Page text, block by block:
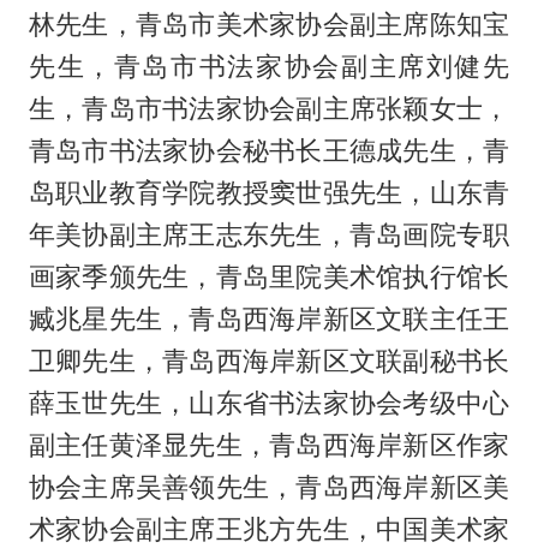
林先生，青岛市美术家协会副主席陈知宝
先生，青岛市书法家协会副主席刘健先
生，青岛市书法家协会副主席张颖女士，
青岛市书法家协会秘书长王德成先生，青
岛职业教育学院教授窦世强先生，山东青
年美协副主席王志东先生，青岛画院专职
画家季颁先生，青岛里院美术馆执行馆长
臧兆星先生，青岛西海岸新区文联主任王
卫卿先生，青岛西海岸新区文联副秘书长
薛玉世先生，山东省书法家协会考级中心
副主任黄泽显先生，青岛西海岸新区作家
协会主席吴善领先生，青岛西海岸新区美
术家协会副主席王兆方先生，中国美术家